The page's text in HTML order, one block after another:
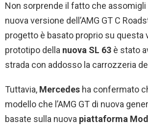
Non sorprende il fatto che assomigli
nuova versione dell’AMG GT C
progetto è basato proprio su questa
prototipo della nuova SL 63 è stato
strada con addosso la carrozzeria
Tuttavia, Mercedes ha confermato
modello che l’AMG GT di nuova
basate sulla nuova piattaforma